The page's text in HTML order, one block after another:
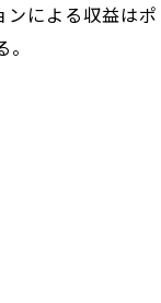
ンによる収益はポ